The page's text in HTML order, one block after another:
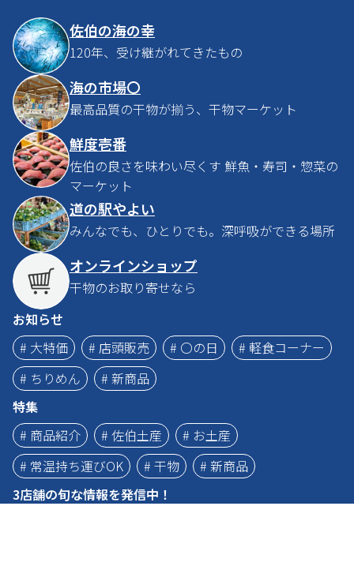
佐伯の海の幸
120年、受け継がれてきたもの
海の市場〇
最高品質の干物が揃う、干物マーケット
鮮度壱番
佐伯の良さを味わい尽くす 鮮魚・寿司・惣菜の
マーケット
道の駅やよい
みんなでも、ひとりでも。深呼吸ができる場所
オンラインショップ
干物のお取り寄せなら
お知らせ
# 大特価
# 店頭販売 # 〇の日
# 軽食コーナー
# ちりめん
# 新商品
特集
# 商品紹介
# 佐伯土産
# お土産
# 常温持ち運びOK
# 干物
# 新商品
3店舗の旬な情報を発信中！